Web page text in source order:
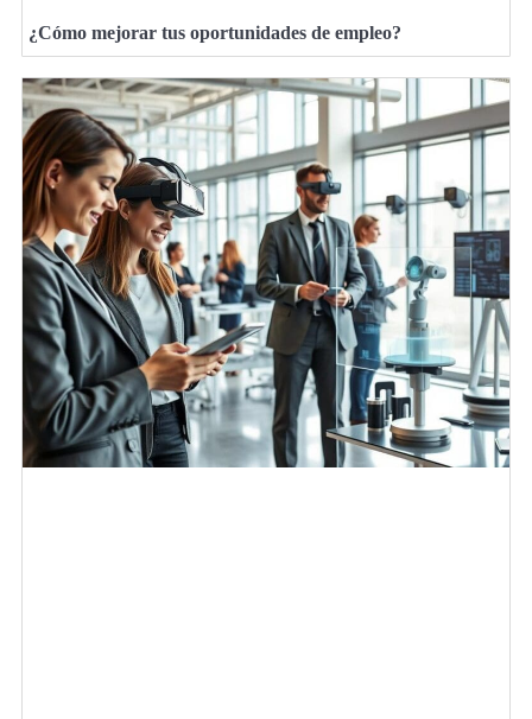
¿Cómo mejorar tus oportunidades de empleo?